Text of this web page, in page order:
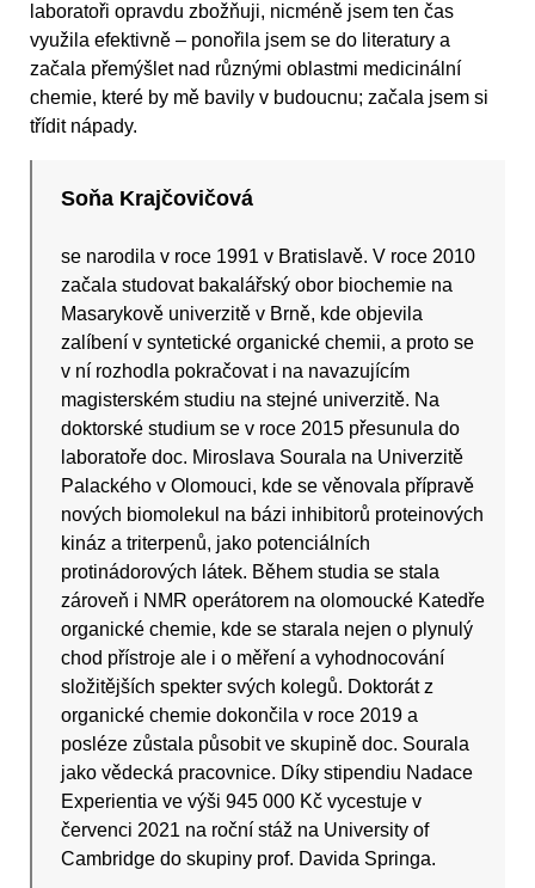
laboratoři opravdu zbožňuji, nicméně jsem ten čas
využila efektivně – ponořila jsem se do literatury a
začala přemýšlet nad různými oblastmi medicinální
chemie, které by mě bavily v budoucnu; začala jsem si
třídit nápady.
Soňa Krajčovičová
se narodila v roce 1991 v Bratislavě. V roce 2010
začala studovat bakalářský obor biochemie na
Masarykově univerzitě v Brně, kde objevila
zalíbení v syntetické organické chemii, a proto se
v ní rozhodla pokračovat i na navazujícím
magisterském studiu na stejné univerzitě. Na
doktorské studium se v roce 2015 přesunula do
laboratoře doc. Miroslava Sourala na Univerzitě
Palackého v Olomouci, kde se věnovala přípravě
nových biomolekul na bázi inhibitorů proteinových
kináz a triterpenů, jako potenciálních
protinádorových látek. Během studia se stala
zároveň i NMR operátorem na olomoucké Katedře
organické chemie, kde se starala nejen o plynulý
chod přístroje ale i o měření a vyhodnocování
složitějších spekter svých kolegů. Doktorát z
organické chemie dokončila v roce 2019 a
posléze zůstala působit ve skupině doc. Sourala
jako vědecká pracovnice. Díky stipendiu Nadace
Experientia ve výši 945 000 Kč vycestuje v
červenci 2021 na roční stáž na University of
Cambridge do skupiny prof. Davida Springa.